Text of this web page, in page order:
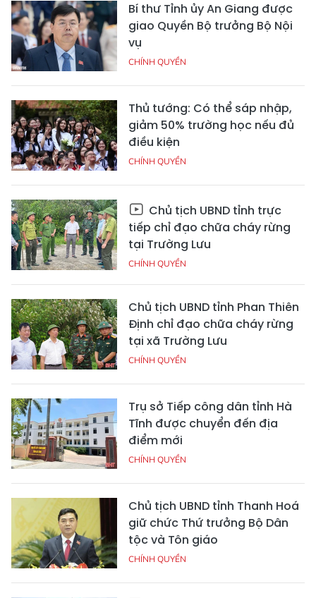
Bí thư Tỉnh ủy An Giang được
giao Quyền Bộ trưởng Bộ Nội
vụ
CHÍNH QUYỀN
Thủ tướng: Có thể sáp nhập,
giảm 50% trường học nếu đủ
điều kiện
CHÍNH QUYỀN
Chủ tịch UBND tỉnh trực
tiếp chỉ đạo chữa cháy rừng
tại Trường Lưu
CHÍNH QUYỀN
Chủ tịch UBND tỉnh Phan Thiên
Định chỉ đạo chữa cháy rừng
tại xã Trường Lưu
CHÍNH QUYỀN
Trụ sở Tiếp công dân tỉnh Hà
Tĩnh được chuyển đến địa
điểm mới
CHÍNH QUYỀN
Chủ tịch UBND tỉnh Thanh Hoá
giữ chức Thứ trưởng Bộ Dân
tộc và Tôn giáo
CHÍNH QUYỀN